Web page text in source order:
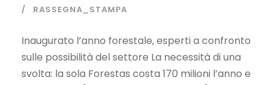
RASSEGNA_STAMPA
Inaugurato l’anno forestale, esperti a confronto
sulle possibilità del settore La necessità di una
svolta: la sola Forestas costa 170 milioni l’anno e